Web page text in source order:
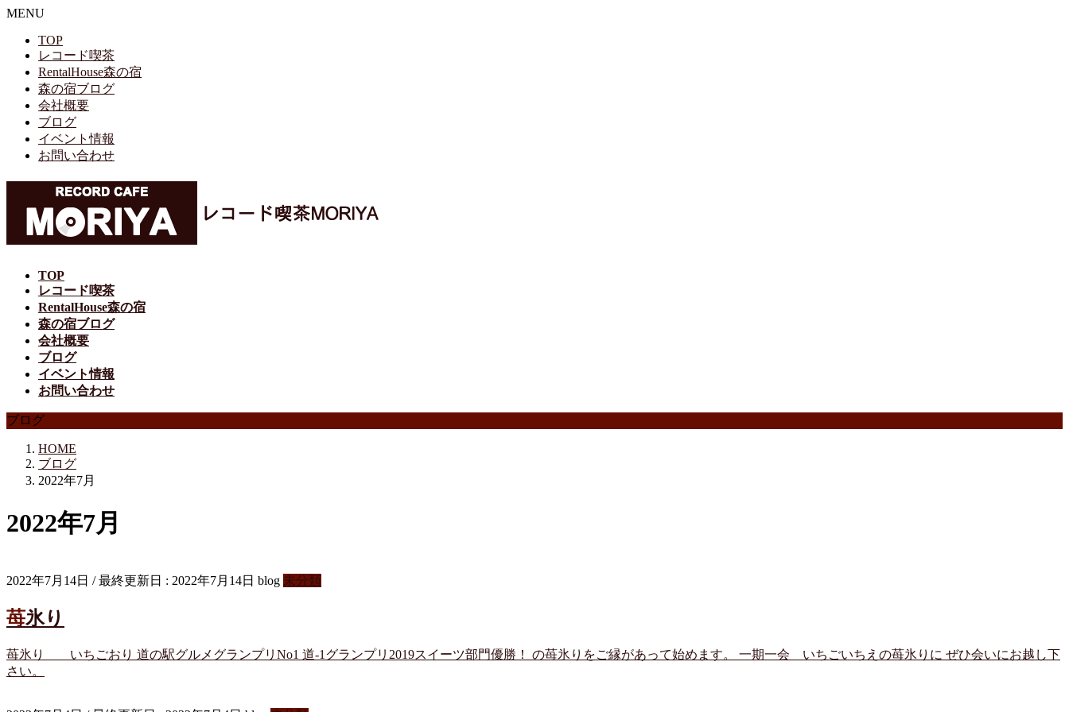
MENU
TOP
レコード喫茶
RentalHouse森の宿
森の宿ブログ
会社概要
ブログ
イベント情報
お問い合わせ
TOP
レコード喫茶
RentalHouse森の宿
森の宿ブログ
会社概要
ブログ
イベント情報
お問い合わせ
ブログ
HOME
ブログ
2022年7月
2022年7月
2022年7月14日 / 最終更新日 : 2022年7月14日 blog 未分類
苺氷り
苺氷り いちごおり 道の駅グルメグランプリNo1 道-1グランプリ2019スイーツ部門優勝！ の苺氷りをご縁があって始めます。 一期一会 いちごいちえの苺氷りに ぜひ会いにお越し下
さい。